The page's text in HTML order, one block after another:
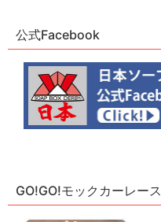
公式Facebook
GO!GO!モックカーレース